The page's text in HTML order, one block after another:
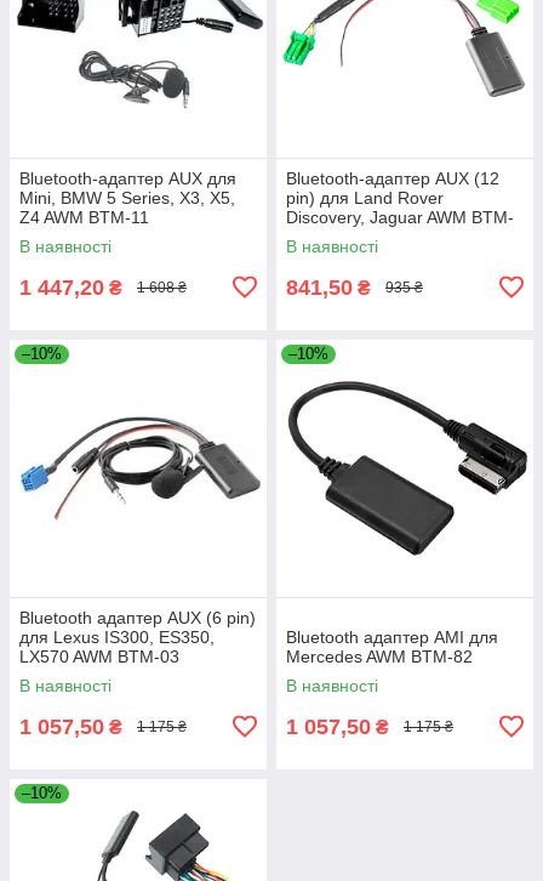
Bluetooth-адаптер AUX для
Mini, BMW 5 Series, X3, X5,
Z4 AWM BTM-11
В наявності
1 447,20 ₴ 1 608 ₴
Bluetooth-адаптер AUX (12
pin) для Land Rover
Discovery, Jaguar AWM BTM-
05
В наявності
841,50 ₴ 935 ₴
–10%
Bluetooth адаптер AUX (6 pin)
для Lexus IS300, ES350,
LX570 AWM BTM-03
В наявності
1 057,50 ₴ 1 175 ₴
–10%
Bluetooth адаптер AMI для
Mercedes AWM BTM-82
В наявності
1 057,50 ₴ 1 175 ₴
–10%